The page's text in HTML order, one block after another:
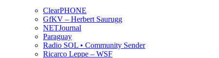
ClearPHONE
GfKV – Herbert Saurugg
NETJournal
Paraguay
Radio SOL • Community Sender
Ricarco Leppe – WSF